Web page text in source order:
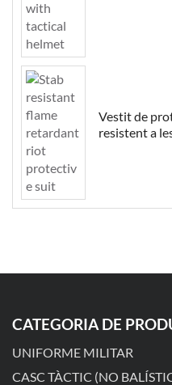
Vestit de
resistent a
CATEGORIA DE
UNIFORME MILITAR
CASC TÀCTIC (NO